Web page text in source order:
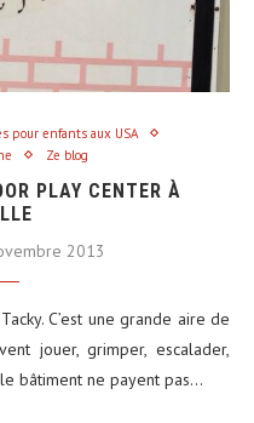
pour enfants aux USA
Ze blog
PLAY CENTER À
2013
C’est une grande aire de
jouer, grimper, escalader,
bâtiment ne payent pas…